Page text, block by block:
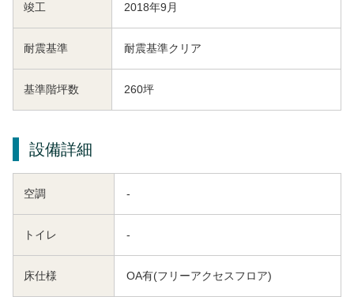
竣工 2018年9月
耐震基準 耐震基準クリア
基準階坪数 260坪
設備詳細
空調 -
トイレ -
床仕様 OA有(フリーアクセスフロア)